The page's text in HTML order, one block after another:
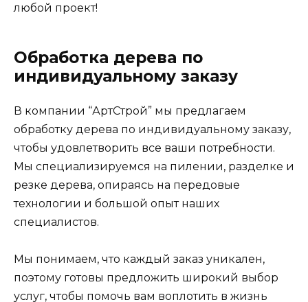
любой проект!
Обработка дерева по
индивидуальному заказу
В компании “АртСтрой” мы предлагаем
обработку дерева по индивидуальному заказу,
чтобы удовлетворить все ваши потребности.
Мы специализируемся на пилении, разделке и
резке дерева, опираясь на передовые
технологии и большой опыт наших
специалистов.
Мы понимаем, что каждый заказ уникален,
поэтому готовы предложить широкий выбор
услуг, чтобы помочь вам воплотить в жизнь